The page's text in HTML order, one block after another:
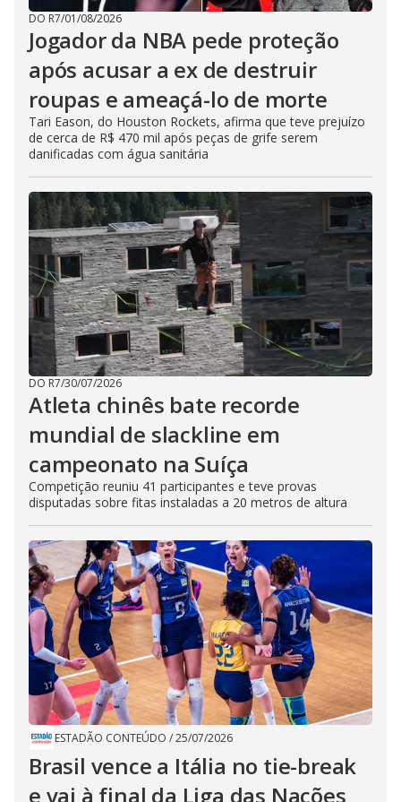
DO R7/01/08/2026
Jogador da NBA pede proteção
após acusar a ex de destruir
roupas e ameaçá-lo de morte
Tari Eason, do Houston Rockets, afirma que teve prejuízo
de cerca de R$ 470 mil após peças de grife serem
danificadas com água sanitária
DO R7/30/07/2026
Atleta chinês bate recorde
mundial de slackline em
campeonato na Suíça
Competição reuniu 41 participantes e teve provas
disputadas sobre fitas instaladas a 20 metros de altura
ESTADÃO CONTEÚDO /25/07/2026
Brasil vence a Itália no tie-break
e vai à final da Liga das Nações